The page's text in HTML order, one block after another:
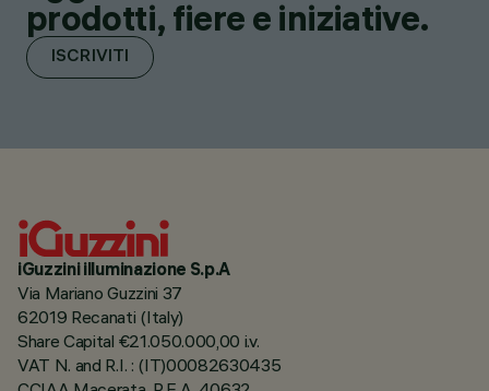
prodotti, fiere e iniziative.
ISCRIVITI
iGuzzini illuminazione S.p.A
Via Mariano Guzzini 37
62019 Recanati (Italy)
Share Capital €21.050.000,00 i.v.
VAT N. and R.I. : (IT)00082630435